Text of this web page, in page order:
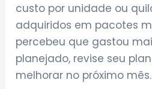
custo por unidade ou
adquiridos em pacotes
percebeu que gastou
planejado, revise seu
melhorar no próximo mês.